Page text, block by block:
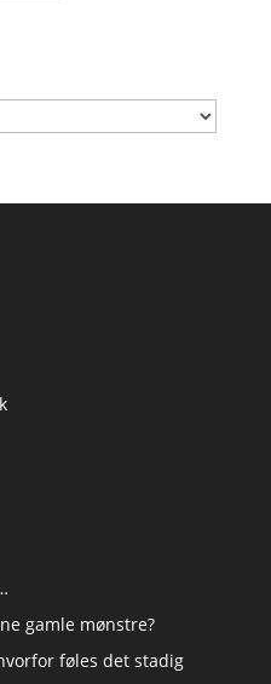
gamle mønstre?
føles det stadig